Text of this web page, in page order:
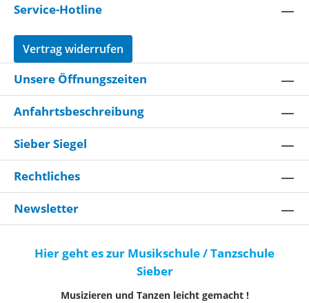
Service-Hotline
Vertrag widerrufen
Unsere Öffnungszeiten
Anfahrtsbeschreibung
Sieber Siegel
Rechtliches
Newsletter
Hier geht es zur Musikschule / Tanzschule
Sieber
Musizieren und Tanzen leicht gemacht !